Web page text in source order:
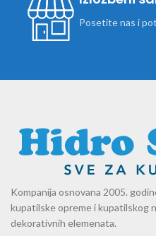
Posetite nas i
Kompanija osnovana 2005.
kupatilske opreme i kupatilskog
dekorativnih elemenata.